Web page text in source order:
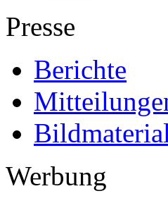
Presse
Berichte
Werbung